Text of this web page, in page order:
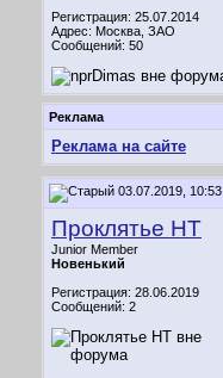
Регистрация: 25.07.2014
Адрес: Москва, ЗАО
Сообщений: 50
Реклама
Реклама на сайте
03.07.2019, 10:53
Проклятье НТ
Junior Member
Новенький
Регистрация: 28.06.2019
Сообщений: 2